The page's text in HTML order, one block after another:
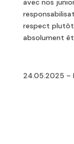
respect plutôt
absolument
24.05.2025 –